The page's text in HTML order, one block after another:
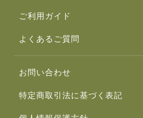
ご利用ガイド
よくあるご質問
お問い合わせ
特定商取引法に基づく表記